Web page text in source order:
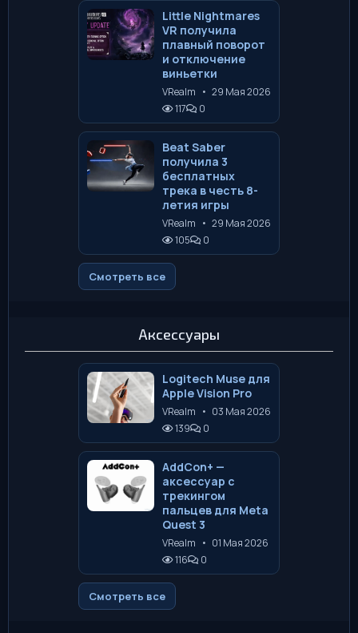
Little Nightmares
VR получила
плавный поворот
и отключение
виньетки
VRealm • 29 Мая 2026
117
0
Beat Saber
получила 3
бесплатных
трека в честь 8-
летия игры
VRealm • 29 Мая 2026
105
0
Смотреть все
Аксессуары
Logitech Muse для
Apple Vision Pro
VRealm • 03 Мая 2026
139
0
AddCon+ —
аксессуар с
трекингом
пальцев для Meta
Quest 3
VRealm • 01 Мая 2026
116
0
Смотреть все